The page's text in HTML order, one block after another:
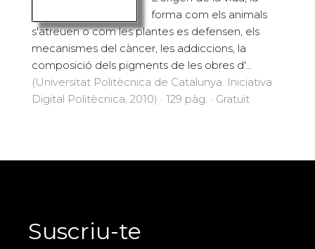
forma com els animals
s'atreuen o com les plantes es defensen, els
mecanismes del càncer, les addiccions, la
composició dels pigments de les obres d'...
(Universitat Politècnica de Catalunya. Iniciativa
Digital Politècnica, 2010) · 129 pàg. · Gratuït
Suscriu-te